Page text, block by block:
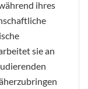
ihres
sie an